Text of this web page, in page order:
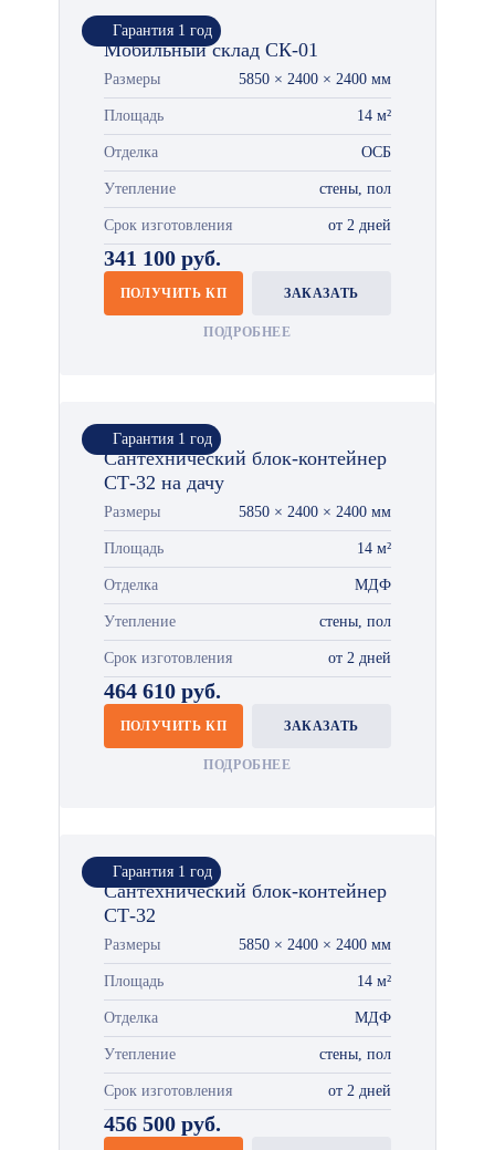
Гарантия 1 год
Мобильный склад СК-01
Размеры 5850 × 2400 × 2400 мм
Площадь 14 м²
Отделка ОСБ
Утепление стены, пол
Срок изготовления от 2 дней
341 100 руб.
ПОЛУЧИТЬ КП ЗАКАЗАТЬ
ПОДРОБНЕЕ
Гарантия 1 год
Сантехнический блок-контейнер
СТ-32 на дачу
Размеры 5850 × 2400 × 2400 мм
Площадь 14 м²
Отделка МДФ
Утепление стены, пол
Срок изготовления от 2 дней
464 610 руб.
ПОЛУЧИТЬ КП ЗАКАЗАТЬ
ПОДРОБНЕЕ
Гарантия 1 год
Сантехнический блок-контейнер
СТ-32
Размеры 5850 × 2400 × 2400 мм
Площадь 14 м²
Отделка МДФ
Утепление стены, пол
Срок изготовления от 2 дней
456 500 руб.